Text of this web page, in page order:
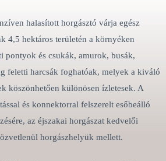
halasított horgásztó várja egész
4,5 hektáros területén a környéken
pontyok és csukák, amurok, busák,
feletti harcsák foghatóak, melyek a kiváló
köszönhetően különösen ízletesek. A
és konnektorral felszerelt esőbeálló
az éjszakai horgászat kedvelői
horgászhelyük mellett.